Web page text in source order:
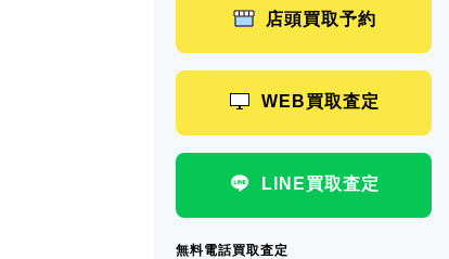
店頭買取予約
WEB買取査定
LINE買取査定
無料電話買取査定